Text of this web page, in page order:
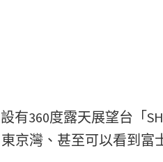
有360度露天展望台「
京灣、甚至可以看到富